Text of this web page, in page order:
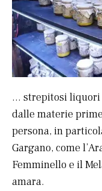
… strepitosi liquori
dalle materie
persona, in
Gargano, come
Femminello e il
amara.